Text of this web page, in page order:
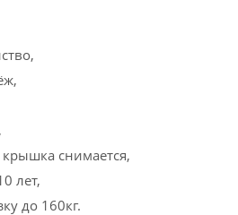
снимается,
лет,
до 160кг.